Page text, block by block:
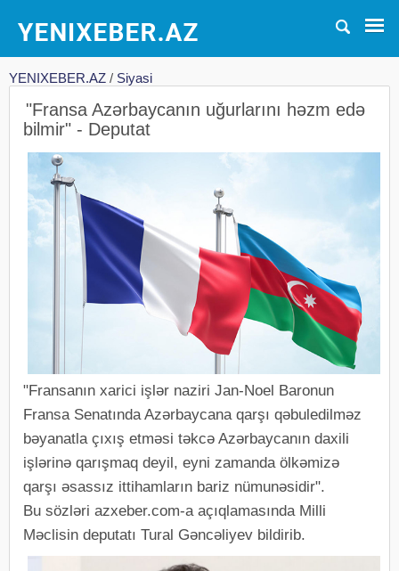
YENIXEBER.AZ / Siyasi
"Fransa Azərbaycanın uğurlarını həzm edə
bilmir" - Deputat
"Fransanın xarici işlər naziri Jan-Noel Baronun
Fransa Senatında Azərbaycana qarşı qəbuledilməz
bəyanatla çıxış etməsi təkcə Azərbaycanın daxili
işlərinə qarışmaq deyil, eyni zamanda ölkəmizə
qarşı əsassız ittihamların bariz nümunəsidir".
Bu sözləri azxeber.com-a açıqlamasında Milli
Məclisin deputatı Tural Gəncəliyev bildirib.